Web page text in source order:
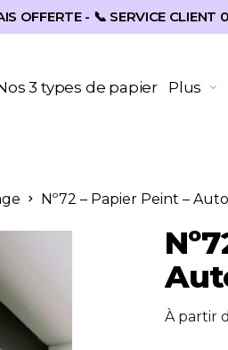
OFFERTE - 📞 SERVICE
3 types de papier
Plus
Nº72 – Papier Peint –
À partir